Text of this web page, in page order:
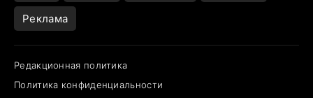
Реклама
Редакционная политика
Политика конфиденциальности